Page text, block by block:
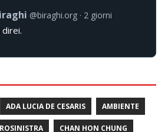
@biraghi.org 2 giorni
ADA LUCIA DE CESARIS AMBIENTE
CHAN HON CHUNG